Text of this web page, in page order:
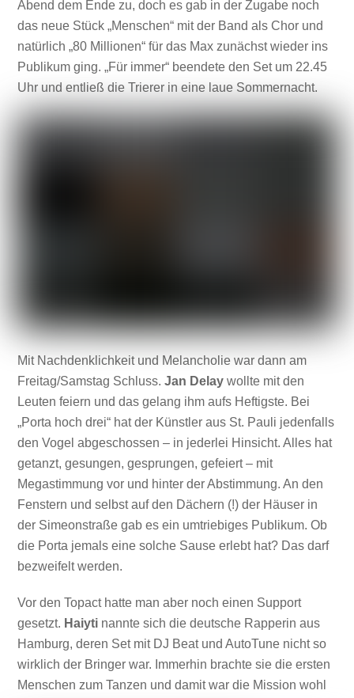
Abend dem Ende zu, doch es gab in der Zugabe noch
das neue Stück „Menschen“ mit der Band als Chor und
natürlich „80 Millionen“ für das Max zunächst wieder ins
Publikum ging. „Für immer“ beendete den Set um 22.45
Uhr und entließ die Trierer in eine laue Sommernacht.
Mit Nachdenklichkeit und Melancholie war dann am
Freitag/Samstag Schluss.Jan Delay wollte mit den
Leuten feiern und das gelang ihm aufs Heftigste. Bei
„Porta hoch drei“ hat der Künstler aus St. Pauli jedenfalls
den Vogel abgeschossen – in jederlei Hinsicht. Alles hat
getanzt, gesungen, gesprungen, gefeiert – mit
Megastimmung vor und hinter der Abstimmung. An den
Fenstern und selbst auf den Dächern (!) der Häuser in
der Simeonstraße gab es ein umtriebiges Publikum. Ob
die Porta jemals eine solche Sause erlebt hat? Das darf
bezweifelt werden.
Vor den Topact hatte man aber noch einen Support
gesetzt. Haiyti nannte sich die deutsche Rapperin aus
Hamburg, deren Set mit DJ Beat und AutoTune nicht so
wirklich der Bringer war. Immerhin brachte sie die ersten
Menschen zum Tanzen und damit war die Mission wohl